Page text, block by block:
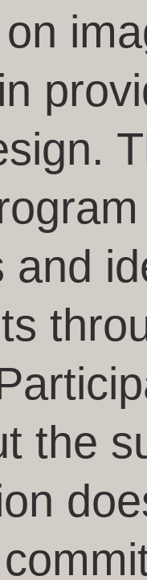
and
the